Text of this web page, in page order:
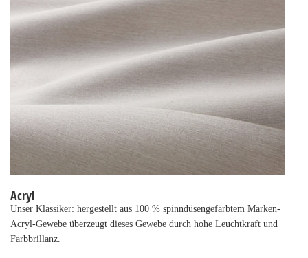
Acryl
Unser Klassiker: hergestellt aus 100 % spinndüsengefärbtem Marken-
Acryl-Gewebe überzeugt dieses Gewebe durch hohe Leuchtkraft und
Farbbrillanz.